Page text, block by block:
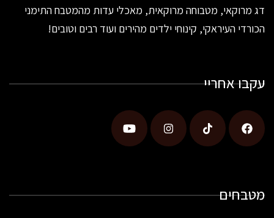
דג מרוקאי, מטבוחה מרוקאית, מאכלי עדות מהמטבח התימני
הכורדי העיראקי, קינוחי ילדים מהירים ועוד רבים וטובים!
עקבו אחריי
מטבחים